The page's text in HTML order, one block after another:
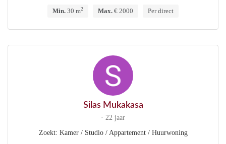
Min. 30 m2 Max. € 2000 Per direct
Silas Mukakasa
· 22 jaar
Zoekt: Kamer / Studio / Appartement / Huurwoning